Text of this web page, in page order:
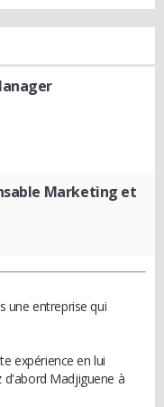
Marketing et
une entreprise qui
expérience en lui
d'abord Madjiguene à